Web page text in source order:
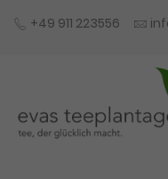
+49 911 223556